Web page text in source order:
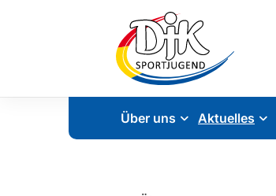
Über uns Aktuelles